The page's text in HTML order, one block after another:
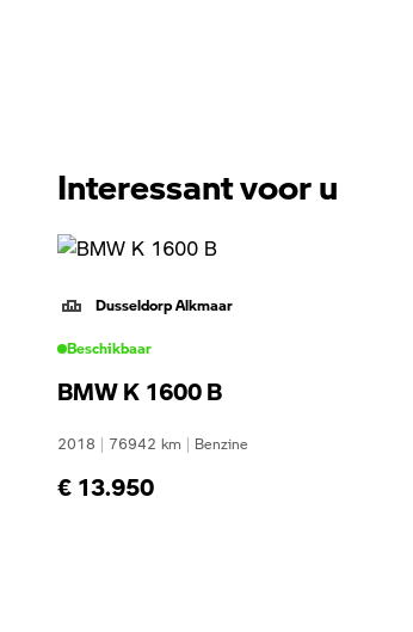
Interessant voor u
Dusseldorp Alkmaar
Beschikbaar
BMW K 1600 B
2018 | 76942 km | Benzine
€ 13.950